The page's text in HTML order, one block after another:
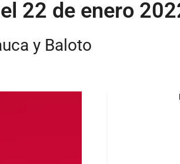
22 de enero
y Baloto